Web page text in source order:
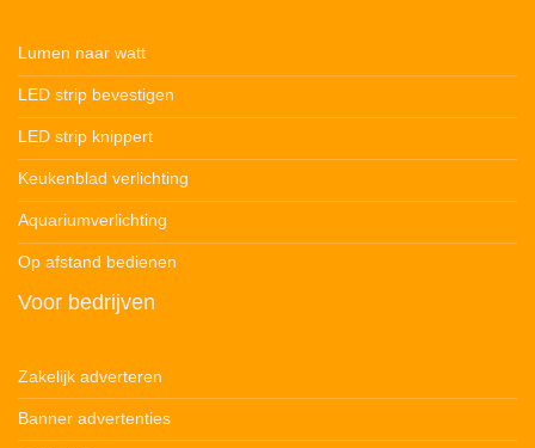
Lumen naar watt
LED strip bevestigen
LED strip knippert
Keukenblad verlichting
Aquariumverlichting
Op afstand bedienen
Voor bedrijven
Zakelijk adverteren
Banner advertenties